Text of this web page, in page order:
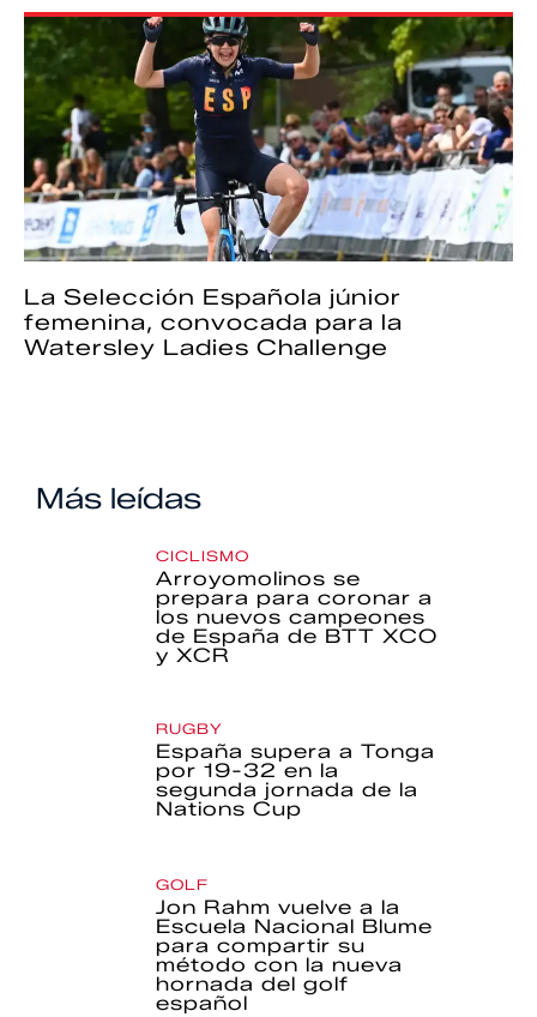
La Selección Española júnior
femenina, convocada para la
Watersley Ladies Challenge
Más leídas
CICLISMO
Arroyomolinos se
prepara para coronar a
los nuevos campeones
de España de BTT XCO
y XCR
RUGBY
España supera a Tonga
por 19-32 en la
segunda jornada de la
Nations Cup
GOLF
Jon Rahm vuelve a la
Escuela Nacional Blume
para compartir su
método con la nueva
hornada del golf
español